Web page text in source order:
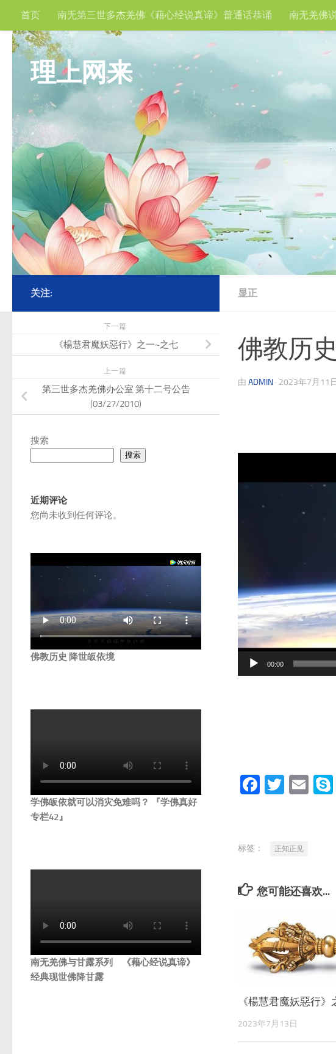
跳至内容
首页 南无第三世多杰羌佛《藉心经说真谛》普通话恭诵 南无羌佛
理上网来
显正
佛教历
由 ADMIN · 2023年7月11日
00:00
标签： 正知正见
您可能还喜欢...
《楊慧君魔妖惡行》
2023年7月13日
关注:
下一篇
《楊慧君魔妖惡行》之一~之七
上一篇
第三世多杰羌佛办公室 第十二号公告
(03/27/2010)
搜索
搜索
近期评论
您尚未收到任何评论。
佛教历史 降世皈依境
学佛皈依就可以消灾免难吗？ 『学佛真好
专栏42』
南无羌佛与甘露系列 《藉心经说真谛》
经典现世佛降甘露